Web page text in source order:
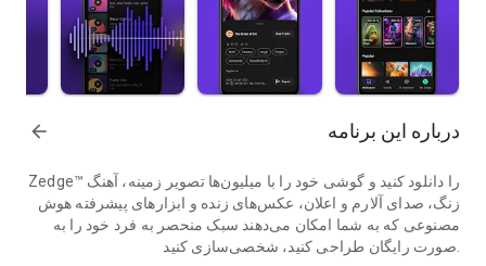
درباره این برنامه arrow_forward
Zedge™ را دانلود کنید و گوشی خود را با میلیون‌ها تصویر زمینه، آهنگ
زنگ، صدای آلارم و اعلان، عکس‌های زنده و ابزارهای پیشرفته هوش
مصنوعی که به شما امکان می‌دهند سبک منحصر به فرد خود را به